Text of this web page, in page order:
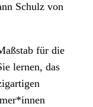
Schulz von
für die
lernen, das